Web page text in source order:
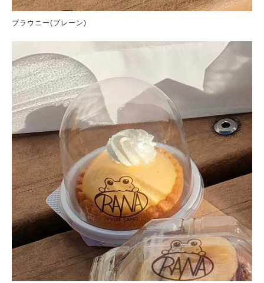
ブラウニー(プレーン)